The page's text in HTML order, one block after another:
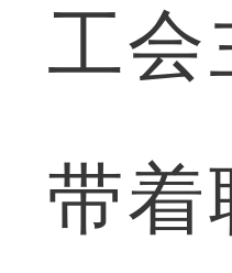
工会
带着